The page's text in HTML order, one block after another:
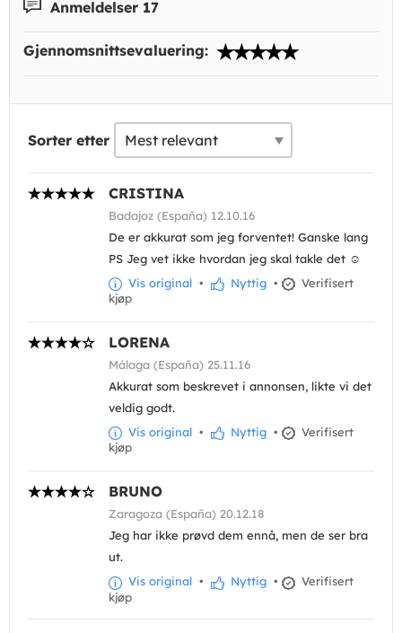
Anmeldelser 17
Gjennomsnittsevaluering:
Sorter etter
CRISTINA
Badajoz (España) 12.10.16
De er akkurat som jeg forventet! Ganske lang
PS Jeg vet ikke hvordan jeg skal takle det ☺
Vis original • Nyttig •
Verifisert
kjøp
LORENA
Málaga (España) 25.11.16
Akkurat som beskrevet i annonsen, likte vi det
veldig godt.
Vis original • Nyttig •
Verifisert
kjøp
BRUNO
Zaragoza (España) 20.12.18
Jeg har ikke prøvd dem ennå, men de ser bra
ut.
Vis original • Nyttig •
Verifisert
kjøp